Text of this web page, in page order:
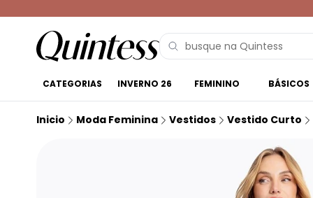
CATEGORIAS INVERNO 26 FEMININO BÁSICOS
Inicio Moda Feminina Vestidos Vestido Curto